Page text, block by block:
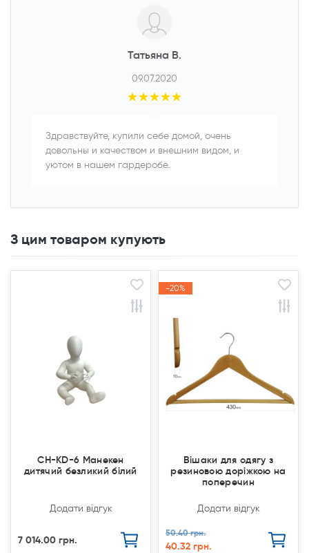
Татьяна В.
09.07.2020
Здравствуйте, купили себе домой, очень
довольны и качеством и внешним видом, и
уютом в нашем гардеробе.
З цим товаром купують
CH-KD-6 Манекен
дитячий безликий білий
Додати відгук
7 014.00 грн.
-20%
-20%
Вішаки для одягу з
резиновою доріжкою на
поперечин
Додати відгук
50.40 грн.
40.32 грн.